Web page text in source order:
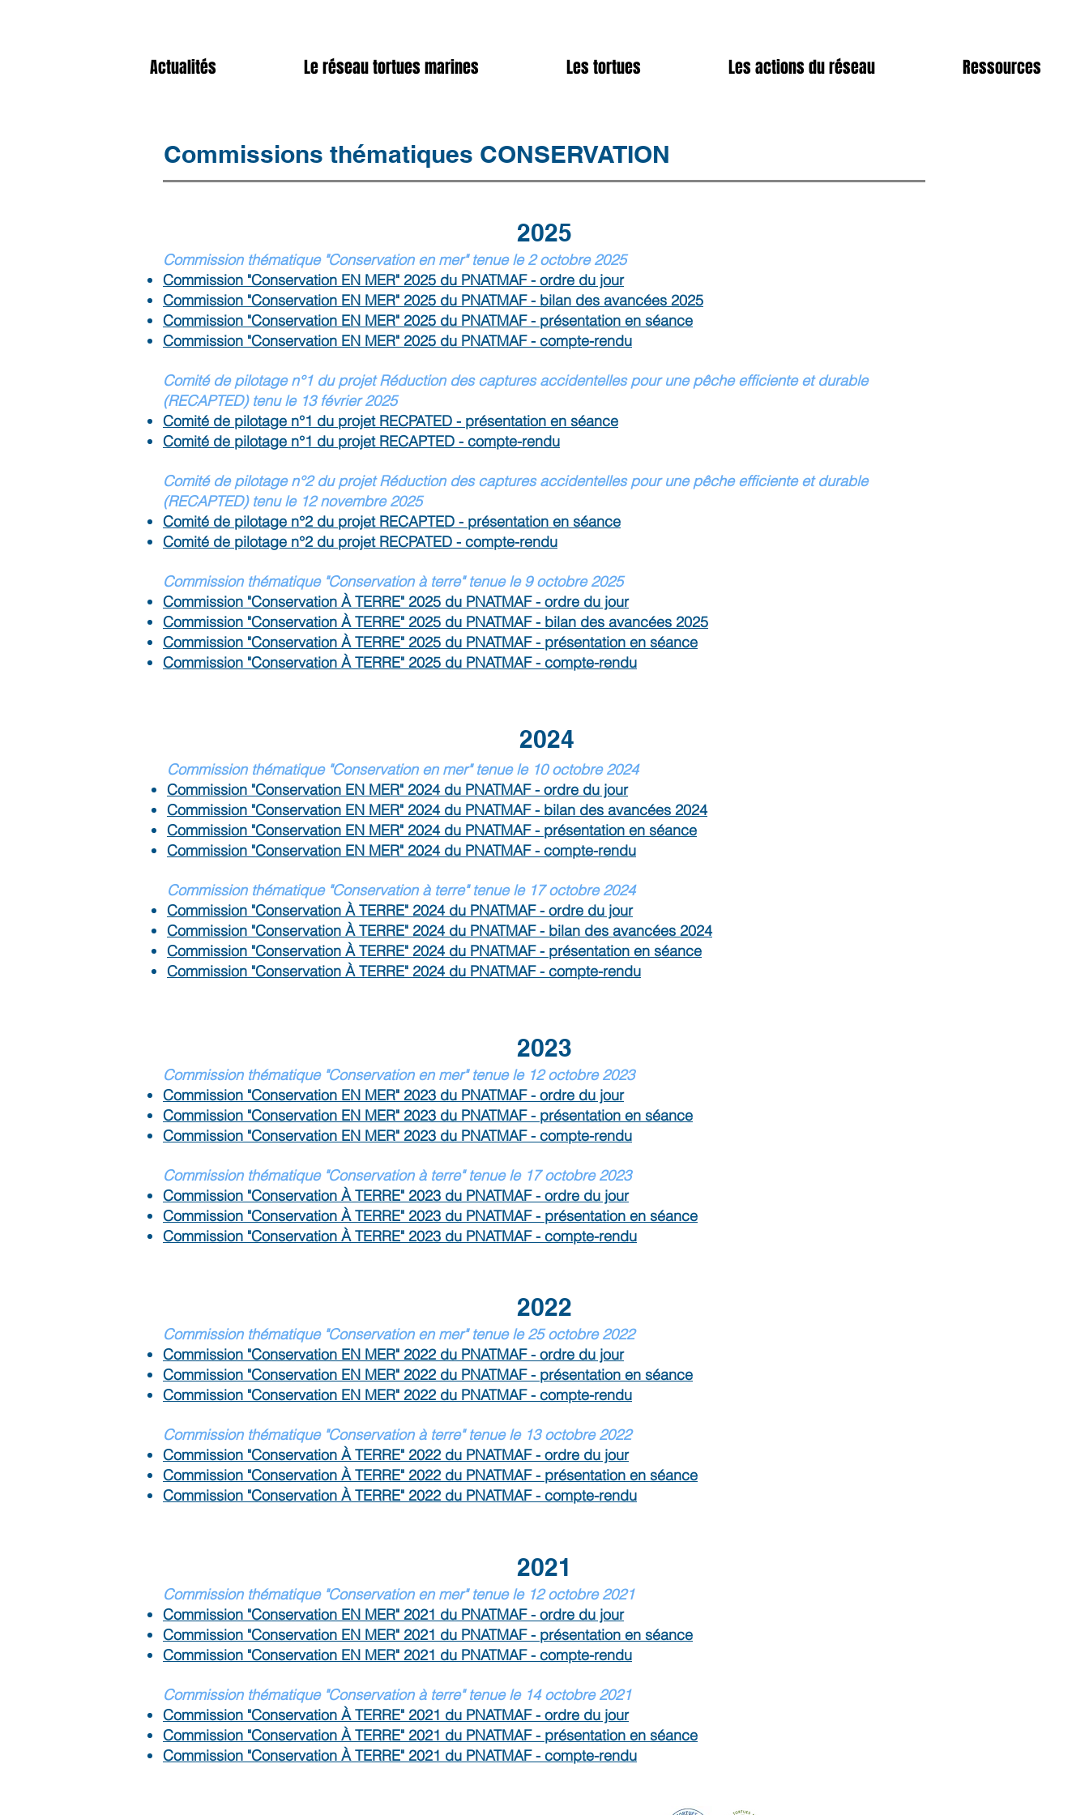
Actualités Le réseau tortues marines Les tortues Les actions du réseau Ressources
Commissions thématiques CONSERVATION
2025
Commission thématique "Conservation en mer" tenue le 2 octobre 2025
Commission "Conservation EN MER" 2025 du PNATMAF - ordre du jour
Commission "Conservation EN MER" 2025 du PNATMAF - bilan des avancées 2025
Commission "Conservation EN MER" 2025 du PNATMAF - présentation en séance
Commission "Conservation EN MER" 2025 du PNATMAF - compte-rendu
Comité de pilotage n°1 du projet Réduction des captures accidentelles pour une pêche efficiente et durable
(RECAPTED) tenu le 13 février 2025
Comité de pilotage n°1 du projet RECPATED - présentation en séance
Comité de pilotage n°1 du projet RECAPTED - compte-rendu
Comité de pilotage n°2 du projet Réduction des captures accidentelles pour une pêche efficiente et durable
(RECAPTED) tenu le 12 novembre 2025
Comité de pilotage n°2 du projet RECAPTED - présentation en séance
Comité de pilotage n°2 du projet RECPATED - compte-rendu
Commission thématique "Conservation à terre"tenuele 9 octobre 2025
Commission "Conservation À TERRE" 2025 du PNATMAF - ordre du jour
Commission "Conservation À TERRE" 2025 du PNATMAF - bilan des avancées 2025
Commission "Conservation À TERRE" 2025 du PNATMAF - présentation en séance
Commission "Conservation À TERRE" 2025 du PNATMAF - compte-rendu
2024
Commission thématique "Conservation en mer" tenue le 10 octobre 2024
Commission "Conservation EN MER" 2024 du PNATMAF - ordre du jour
Commission "Conservation EN MER" 2024 du PNATMAF - bilan des avancées 2024
Commission "Conservation EN MER" 2024 du PNATMAF - présentation en séance
Commission "Conservation EN MER" 2024 du PNATMAF - compte-rendu
Commission thématique "Conservation à terre"tenuele 17 octobre 2024
Commission "Conservation À TERRE" 2024 du PNATMAF - ordre du jour
Commission "Conservation À TERRE" 2024 du PNATMAF - bilan des avancées 2024
Commission "Conservation À TERRE" 2024 du PNATMAF - présentation en séance
Commission "Conservation À TERRE" 2024 du PNATMAF - compte-rendu
2023
Commission thématique "Conservation en mer" tenue le 12 octobre 2023
Commission "Conservation EN MER" 2023 du PNATMAF - ordre du jour
Commission "Conservation EN MER" 2023 du PNATMAF - présentation en séance
Commission "Conservation EN MER" 2023 du PNATMAF - compte-rendu
Commission thématique "Conservation à terre" tenue le 17 octobre 2023
Commission "Conservation À TERRE" 2023 du PNATMAF - ordre du jour
Commission "Conservation À TERRE" 2023 du PNATMAF - présentation en séance
Commission "Conservation À TERRE" 2023 du PNATMAF - compte-rendu
2022
Commission thématique "Conservation en mer" tenue le 25 octobre 2022
Commission "Conservation EN MER" 2022 du PNATMAF - ordre du jour
Commission "Conservation EN MER" 2022 du PNATMAF - présentation en séance
Commission "Conservation EN MER" 2022 du PNATMAF - compte-rendu
Commission thématique "Conservation à terre" tenue le 13 octobre 2022
Commission "Conservation À TERRE" 2022 du PNATMAF - ordre du jour
Commission "Conservation À TERRE" 2022 du PNATMAF - présentation en séance
Commission "Conservation À TERRE" 2022 du PNATMAF - compte-rendu
2021
Commission thématique "Conservation en mer" tenue le 12 octobre 2021
Commission "Conservation EN MER" 2021 du PNATMAF - ordre du jour
Commission "Conservation EN MER" 2021 du PNATMAF - présentation en séance
Commission "Conservation EN MER" 2021 du PNATMAF - compte-rendu
Commission thématique "Conservation à terre" tenue le 14 octobre 2021
Commission "Conservation À TERRE" 2021 du PNATMAF - ordre du jour
Commission "Conservation À TERRE" 2021 du PNATMAF - présentation en séance
Commission "Conservation À TERRE" 2021 du PNATMAF - compte-rendu